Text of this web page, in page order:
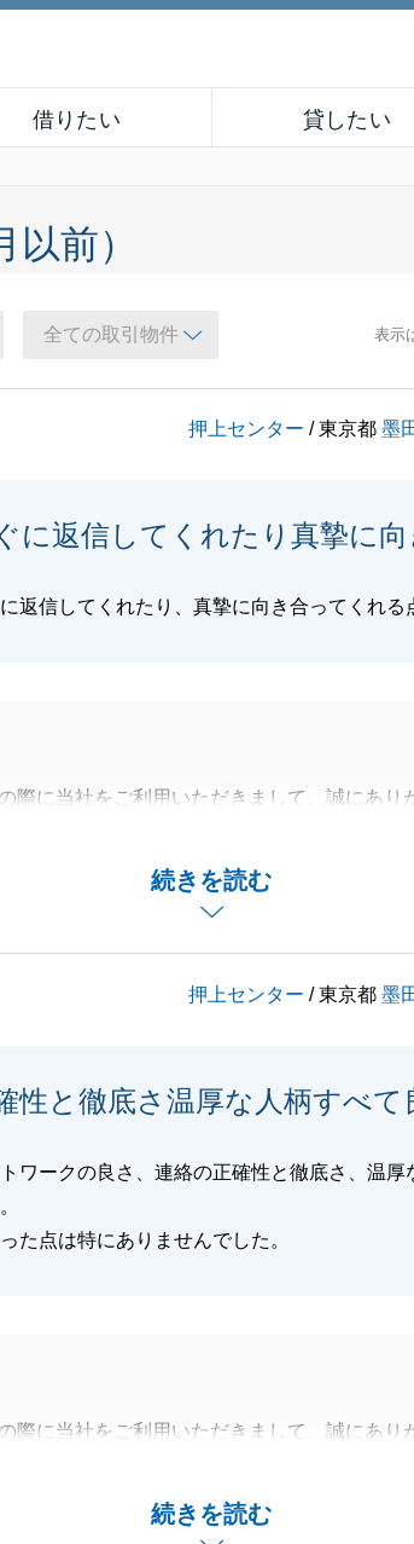
借りたい 貸したい
前）
表示
押上センター / 東京都墨
に返信してくれたり真摯に
返信してくれたり、真摯に向き合ってくれる
続きを読む
際に当社をご利用いただきまして、誠にあり
れたのは、M様が迅速に書類のご準備やお手
お願い申し上げます。押上センター / 東京都墨
性と徹底さ温厚な人柄すべて
ワークの良さ、連絡の正確性と徹底さ、温厚
た点は特にありませんでした。
続きを読む
際に当社をご利用いただきまして、誠にあり
褒めのお言葉をいただき、大変光栄に存じま
ご満足いただける条件で無事にお引渡しを迎